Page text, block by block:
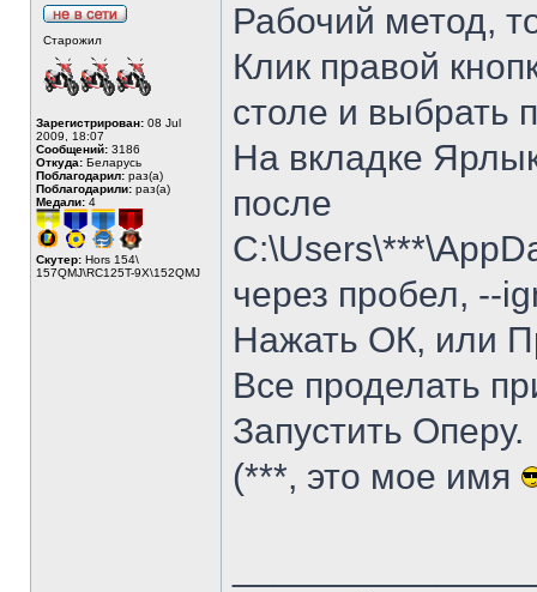
Старожил
Зарегистрирован: 08 Jul
2009, 18:07
Сообщений: 3186
Откуда: Беларусь
Поблагодарил: раз(а)
Поблагодарили: раз(а)
Медали: 4
Скутер: Hors 154\
157QMJ\RC125T-9X\152QMJ
Рабочий метод,
Клик правой
столе и выбрать
На вкладке
после
через пробел, --
Нажать ОК, или
Все проделать
Запустить Оперу.
(***, это мое имя